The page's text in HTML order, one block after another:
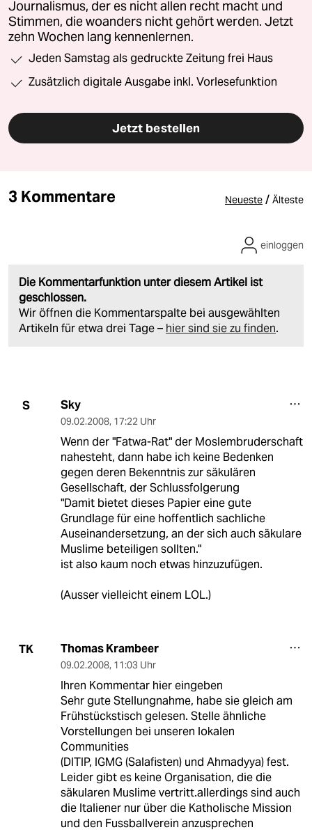
Journalismus, der es nicht allen recht macht und
Stimmen, die woanders nicht gehört werden. Jetzt
zehn Wochen lang kennenlernen.
Jeden Samstag als gedruckte Zeitung frei Haus
Zusätzlich digitale Ausgabe inkl. Vorlesefunktion
Jetzt bestellen
3 Kommentare Neueste / Älteste
Die Kommentarfunktion unter diesem Artikel ist
geschlossen.
Wir öffnen die Kommentarspalte bei ausgewählten
Artikeln für etwa drei Tage – hier sind sie zu finden.
einloggen
S Sky
09.02.2008, 17:22 Uhr
Wenn der "Fatwa-Rat" der Moslembruderschaft
nahesteht, dann habe ich keine Bedenken
gegen deren Bekenntnis zur säkulären
Gesellschaft, der Schlussfolgerung
"Damit bietet dieses Papier eine gute
Grundlage für eine hoffentlich sachliche
Auseinandersetzung, an der sich auch säkulare
Muslime beteiligen sollten."
ist also kaum noch etwas hinzuzufügen.
(Ausser vielleicht einem LOL.)
TK Thomas Krambeer
09.02.2008, 11:03 Uhr
Ihren Kommentar hier eingeben
Sehr gute Stellungnahme, habe sie gleich am
Frühstückstisch gelesen. Stelle ähnliche
Vorstellungen bei unseren lokalen
Communities
(DITIP, IGMG (Salafisten) und Ahmadyya) fest.
Leider gibt es keine Organisation, die die
säkularen Muslime vertritt.allerdings sind auch
die Italiener nur über die Katholische Mission
und den Fussballverein anzusprechen